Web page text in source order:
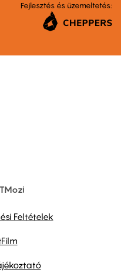
Fejlesztés és üzemeltetés:
Feltételek